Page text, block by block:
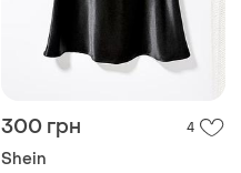
300 грн 4
Shein